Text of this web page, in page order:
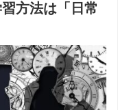
方法は「日常